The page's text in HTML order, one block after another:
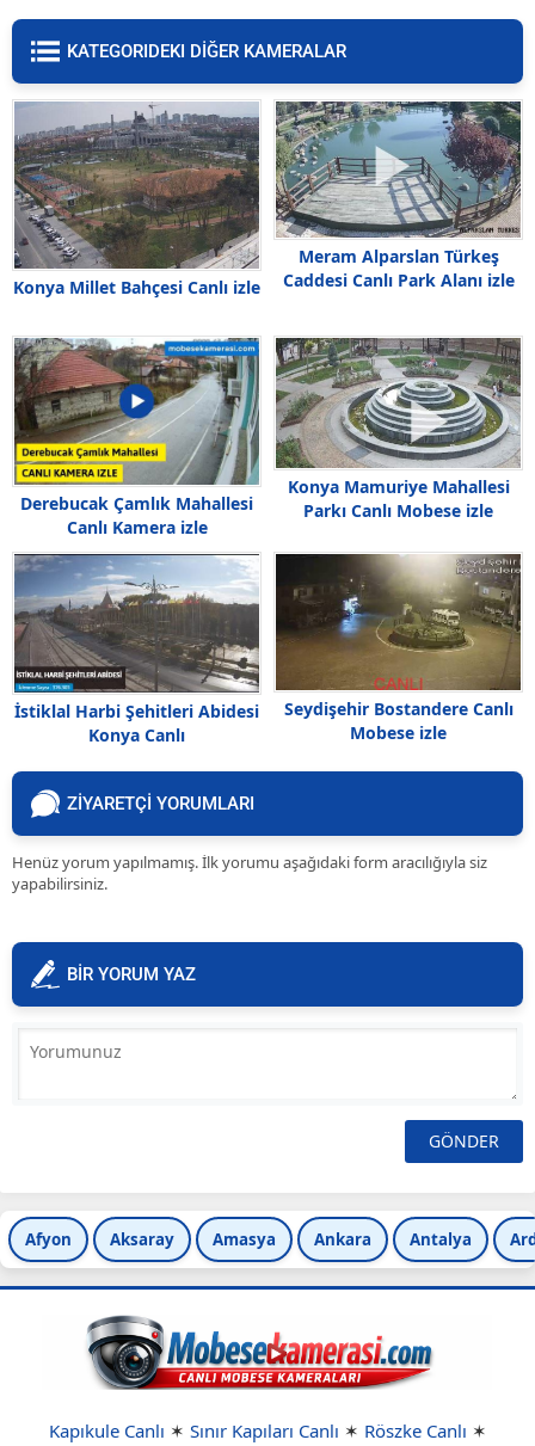
KATEGORIDEKI DİĞER KAMERALAR
Konya Millet Bahçesi Canlı izle
Meram Alparslan Türkeş
Caddesi Canlı Park Alanı izle
Derebucak Çamlık Mahallesi
Canlı Kamera izle
Konya Mamuriye Mahallesi
Parkı Canlı Mobese izle
İstiklal Harbi Şehitleri Abidesi
Konya Canlı
Seydişehir Bostandere Canlı
Mobese izle
ZİYARETÇİ YORUMLARI
Henüz yorum yapılmamış. İlk yorumu aşağıdaki form aracılığıyla siz
yapabilirsiniz.
BİR YORUM YAZ
Afyon Aksaray Amasya Ankara Antalya
Kapıkule Canlı ✶ Sınır Kapıları Canlı ✶ Röszke Canlı ✶